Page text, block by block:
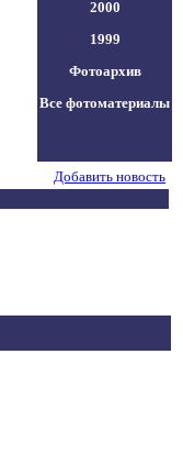
2000
1999
Фотоархив
Все фотоматериалы
Добавить новость